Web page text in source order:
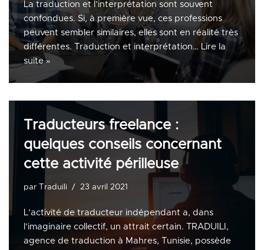
La traduction et l’interprétation sont souvent
confondues. Si, à première vue, ces professions
peuvent sembler similaires, elles sont en réalité très
différentes. Traduction et interprétation… Lire la
suite »
Traducteurs freelance :
quelques conseils concernant
cette activité périlleuse
par Traduili 23 avril 2021
L’activité de traducteur indépendant a, dans
l’imaginaire collectif, un attrait certain. TRADUILI,
agence de traduction à Mahres, Tunisie, possède